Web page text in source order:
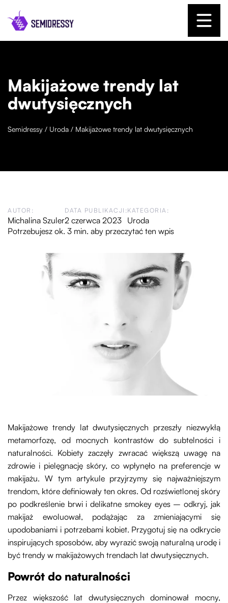
Makijażowe trendy lat
dwutysięcznych
Semidressy / Uroda / Makijażowe trendy lat dwutysięcznych
AUTOR:
Michalina Szuler
DATA PUBLIKACJI:
2 czerwca 2023
KATEGORIA:
Uroda
Potrzebujesz ok. 3 min. aby przeczytać ten wpis
Makijażowe trendy lat dwutysięcznych przeszły niezwykłą
metamorfozę, od mocnych kontrastów do subtelności i
naturalności. Kobiety zaczęły zwracać większą uwagę na
zdrowie i pielęgnację skóry, co wpłynęło na preferencje w
makijażu. W tym artykule przyjrzymy się najważniejszym
trendom, które definiowały ten okres. Od rozświetlonej skóry
po podkreślenie brwi i delikatne smokey eyes – odkryj, jak
makijaż ewoluował, podążając za zmieniającymi się
upodobaniami i potrzebami kobiet. Przygotuj się na odkrycie
inspirujących sposobów, aby wyrazić swoją naturalną urodę i
być trendy w makijażowych trendach lat dwutysięcznych.
Powrót do naturalności
Przez większość lat dwutysięcznych dominował mocny,